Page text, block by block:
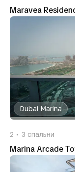
Maravea
Dubai Marina
2 3 спальни
Marina Arcade